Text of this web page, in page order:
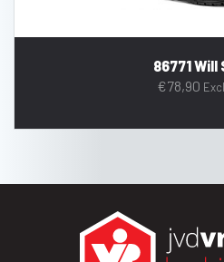
86771 Will
€78,90